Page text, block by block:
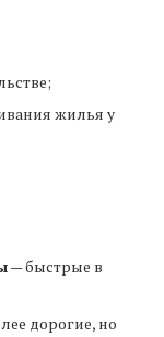
жилья у
— быстрые в
дорогие, но